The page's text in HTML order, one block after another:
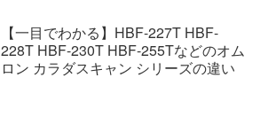
【一目でわかる】HBF-227T HBF-
228T HBF-230T HBF-255Tなどのオム
ロン カラダスキャン シリーズの違い